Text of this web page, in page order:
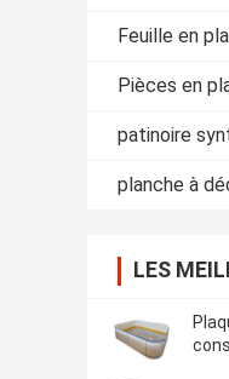
Feuille en
Pièces en
patinoire
planche à
LES